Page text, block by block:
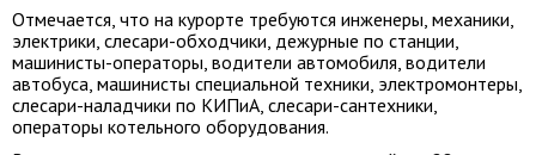
Отмечается, что на курорте требуются инженеры, механики,
электрики, слесари-обходчики, дежурные по станции,
машинисты-операторы, водители автомобиля, водители
автобуса, машинисты специальной техники, электромонтеры,
слесари-наладчики по КИПиА, слесари-сантехники,
операторы котельного оборудования.